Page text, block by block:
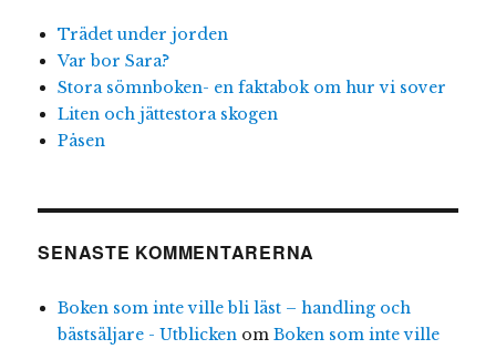
Trädet under jorden
Var bor Sara?
Stora sömnboken- en faktabok om hur vi sover
Liten och jättestora skogen
Påsen
SENASTE KOMMENTARERNA
Boken som inte ville bli läst – handling och
bästsäljare - Utblickenom Boken som inte ville